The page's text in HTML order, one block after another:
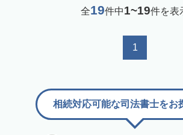
全19件中1~19件を表
1
相続対応可能な司法書士をお